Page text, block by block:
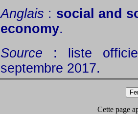
Anglais : social and
economy.
Source : liste
septembre 2017.
Cette page